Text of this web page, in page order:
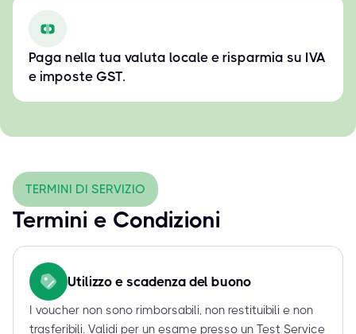
Paga nella tua valuta locale e risparmia su IVA
e imposte GST.
TERMINI DI SERVIZIO
Termini e Condizioni
Utilizzo e scadenza del buono
I voucher non sono rimborsabili, non restituibili e non
trasferibili. Validi per un esame presso un Test Service